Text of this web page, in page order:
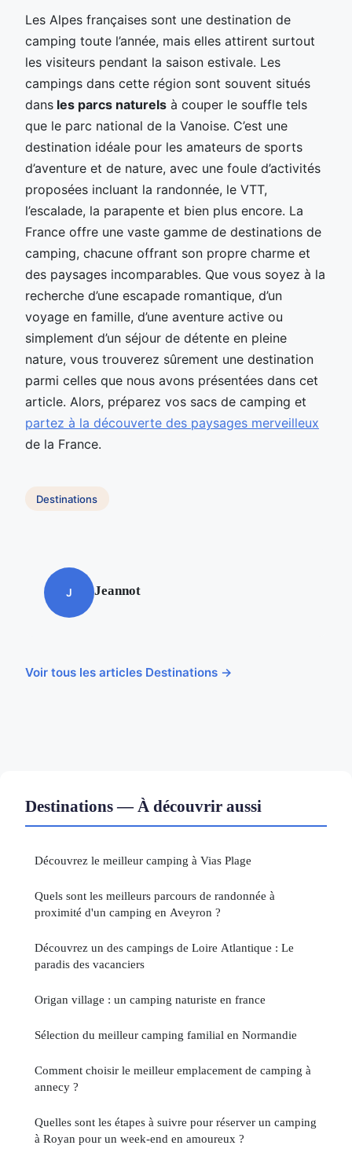
Les Alpes françaises sont une destination de
camping toute l’année, mais elles attirent surtout
les visiteurs pendant la saison estivale. Les
campings dans cette région sont souvent situés
dans les parcs naturels à couper le souffle tels
que le parc national de la Vanoise. C’est une
destination idéale pour les amateurs de sports
d’aventure et de nature, avec une foule d’activités
proposées incluant la randonnée, le VTT,
l’escalade, la parapente et bien plus encore. La
France offre une vaste gamme de destinations de
camping, chacune offrant son propre charme et
des paysages incomparables. Que vous soyez à la
recherche d’une escapade romantique, d’un
voyage en famille, d’une aventure active ou
simplement d’un séjour de détente en pleine
nature, vous trouverez sûrement une destination
parmi celles que nous avons présentées dans cet
article. Alors, préparez vos sacs de camping et
partez à la découverte des paysages merveilleux
de la France.
Destinations
J Jeannot
Voir tous les articles Destinations →
Destinations — À découvrir aussi
Découvrez le meilleur camping à Vias Plage
Quels sont les meilleurs parcours de randonnée à
proximité d'un camping en Aveyron ?
Découvrez un des campings de Loire Atlantique : Le
paradis des vacanciers
Origan village : un camping naturiste en france
Sélection du meilleur camping familial en Normandie
Comment choisir le meilleur emplacement de camping à
annecy ?
Quelles sont les étapes à suivre pour réserver un camping
à Royan pour un week-end en amoureux ?